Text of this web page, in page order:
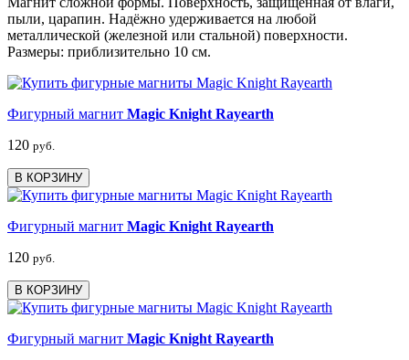
пыли, царапин. Надёжно удерживается на любой
металлической (железной или стальной) поверхности.
Размеры: приблизительно 10 см.
Фигурный магнит Magic Knight Rayearth
120 руб.
В КОРЗИНУ
Фигурный магнит Magic Knight Rayearth
120 руб.
В КОРЗИНУ
Фигурный магнит Magic Knight Rayearth